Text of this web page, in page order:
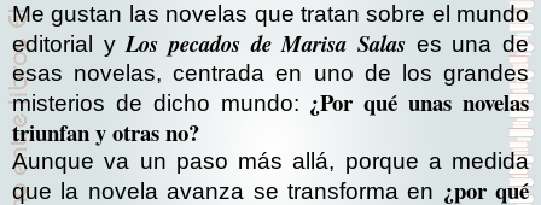
Me gustan las novelas que tratan sobre el mundo
editorial y Los pecados de Marisa Salas es una de
esas novelas, centrada en uno de los grandes
misterios de dicho mundo: ¿Por qué unas novelas
triunfan y otras no?
Aunque va un paso más allá, porque a medida
que la novela avanza se transforma en ¿por qué